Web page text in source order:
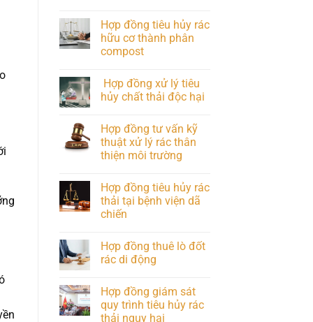
Hợp đồng tiêu hủy rác
hữu cơ thành phân
compost
Hợp đồng xử lý tiêu
hủy chất thải độc hại
Hợp đồng tư vấn kỹ
thuật xử lý rác thân
thiện môi trường
Hợp đồng tiêu hủy rác
thải tại bệnh viện dã
chiến
Hợp đồng thuê lò đốt
rác di động
Hợp đồng giám sát
quy trình tiêu hủy rác
thải nguy hại